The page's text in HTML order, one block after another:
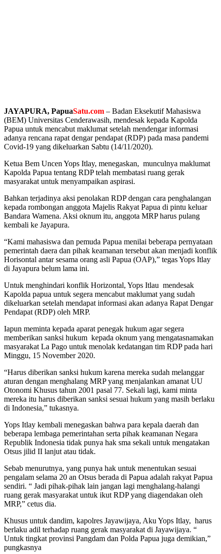
JAYAPURA, PapuaSatu.com – Badan Eksekutif Mahasiswa
(BEM) Universitas Cenderawasih, mendesak kepada Kapolda
Papua untuk mencabut maklumat setelah mendengar informasi
adanya rencana rapat dengar pendapat (RDP) pada masa pandemi
Covid-19 yang dikeluarkan Sabtu (14/11/2020).
Ketua Bem Uncen Yops Itlay, menegaskan, munculnya maklumat
Kapolda Papua tentang RDP telah membatasi ruang gerak
masyarakat untuk menyampaikan aspirasi.
Bahkan terjadinya aksi penolakan RDP dengan cara penghalangan
kepada rombongan anggota Majelis Rakyat Papua di pintu keluar
Bandara Wamena. Aksi oknum itu, anggota MRP harus pulang
kembali ke Jayapura.
“Kami mahasiswa dan pemuda Papua menilai beberapa pernyataan
pemerintah daera dan pihak keamanan tersebut akan menjadi konflik
Horisontal antar sesama orang asli Papua (OAP),” tegas Yops Itlay
di Jayapura belum lama ini.
Untuk menghindari konflik Horizontal, Yops Itlau mendesak
Kapolda papua untuk segera mencabut maklumat yang sudah
dikeluarkan setelah mendapat informasi akan adanya Rapat Dengar
Pendapat (RDP) oleh MRP.
Iapun meminta kepada aparat penegak hukum agar segera
memberikan sanksi hukum kepada oknum yang mengatasnamakan
masyarakat La Pago untuk menolak kedatangan tim RDP pada hari
Minggu, 15 November 2020.
“Harus diberikan sanksi hukum karena mereka sudah melanggar
aturan dengan menghalang MRP yang menjalankan amanat UU
Otonomi Khusus tahun 2001 pasal 77. Sekali lagi, kami minta
mereka itu harus diberikan sanksi sesuai hukum yang masih berlaku
di Indonesia,” tukasnya.
Yops Itlay kembali menegaskan bahwa para kepala daerah dan
beberapa lembaga pemerintahan serta pihak keamanan Negara
Republik Indonesia tidak punya hak sma sekali untuk mengatakan
Otsus jilid II lanjut atau tidak.
Sebab menurutnya, yang punya hak untuk menentukan sesuai
pengalam selama 20 an Otsus berada di Papua adalah rakyat Papua
sendiri. “ Jadi pihak-pihak lain jangan lagi menghalang-halangi
ruang gerak masyarakat untuk ikut RDP yang diagendakan oleh
MRP,” cetus dia.
Khusus untuk dandim, kapolres Jayawijaya, Aku Yops Itlay, harus
berlaku adil terhadap ruang gerak masyarakat di Jayawijaya. “
Untuk tingkat provinsi Pangdam dan Polda Papua juga demikian,”
pungkasnya